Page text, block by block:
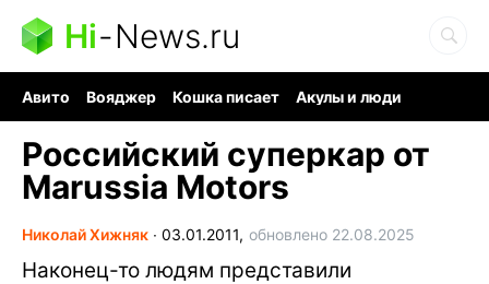
Hi-News.ru
Авито Вояджер Кошка писает
Акулы и люди
Российский суперкар от
Marussia Motors
Николай Хижняк ∙ 03.01.2011, обновлено 22.08.2025
Наконец-то людям представили